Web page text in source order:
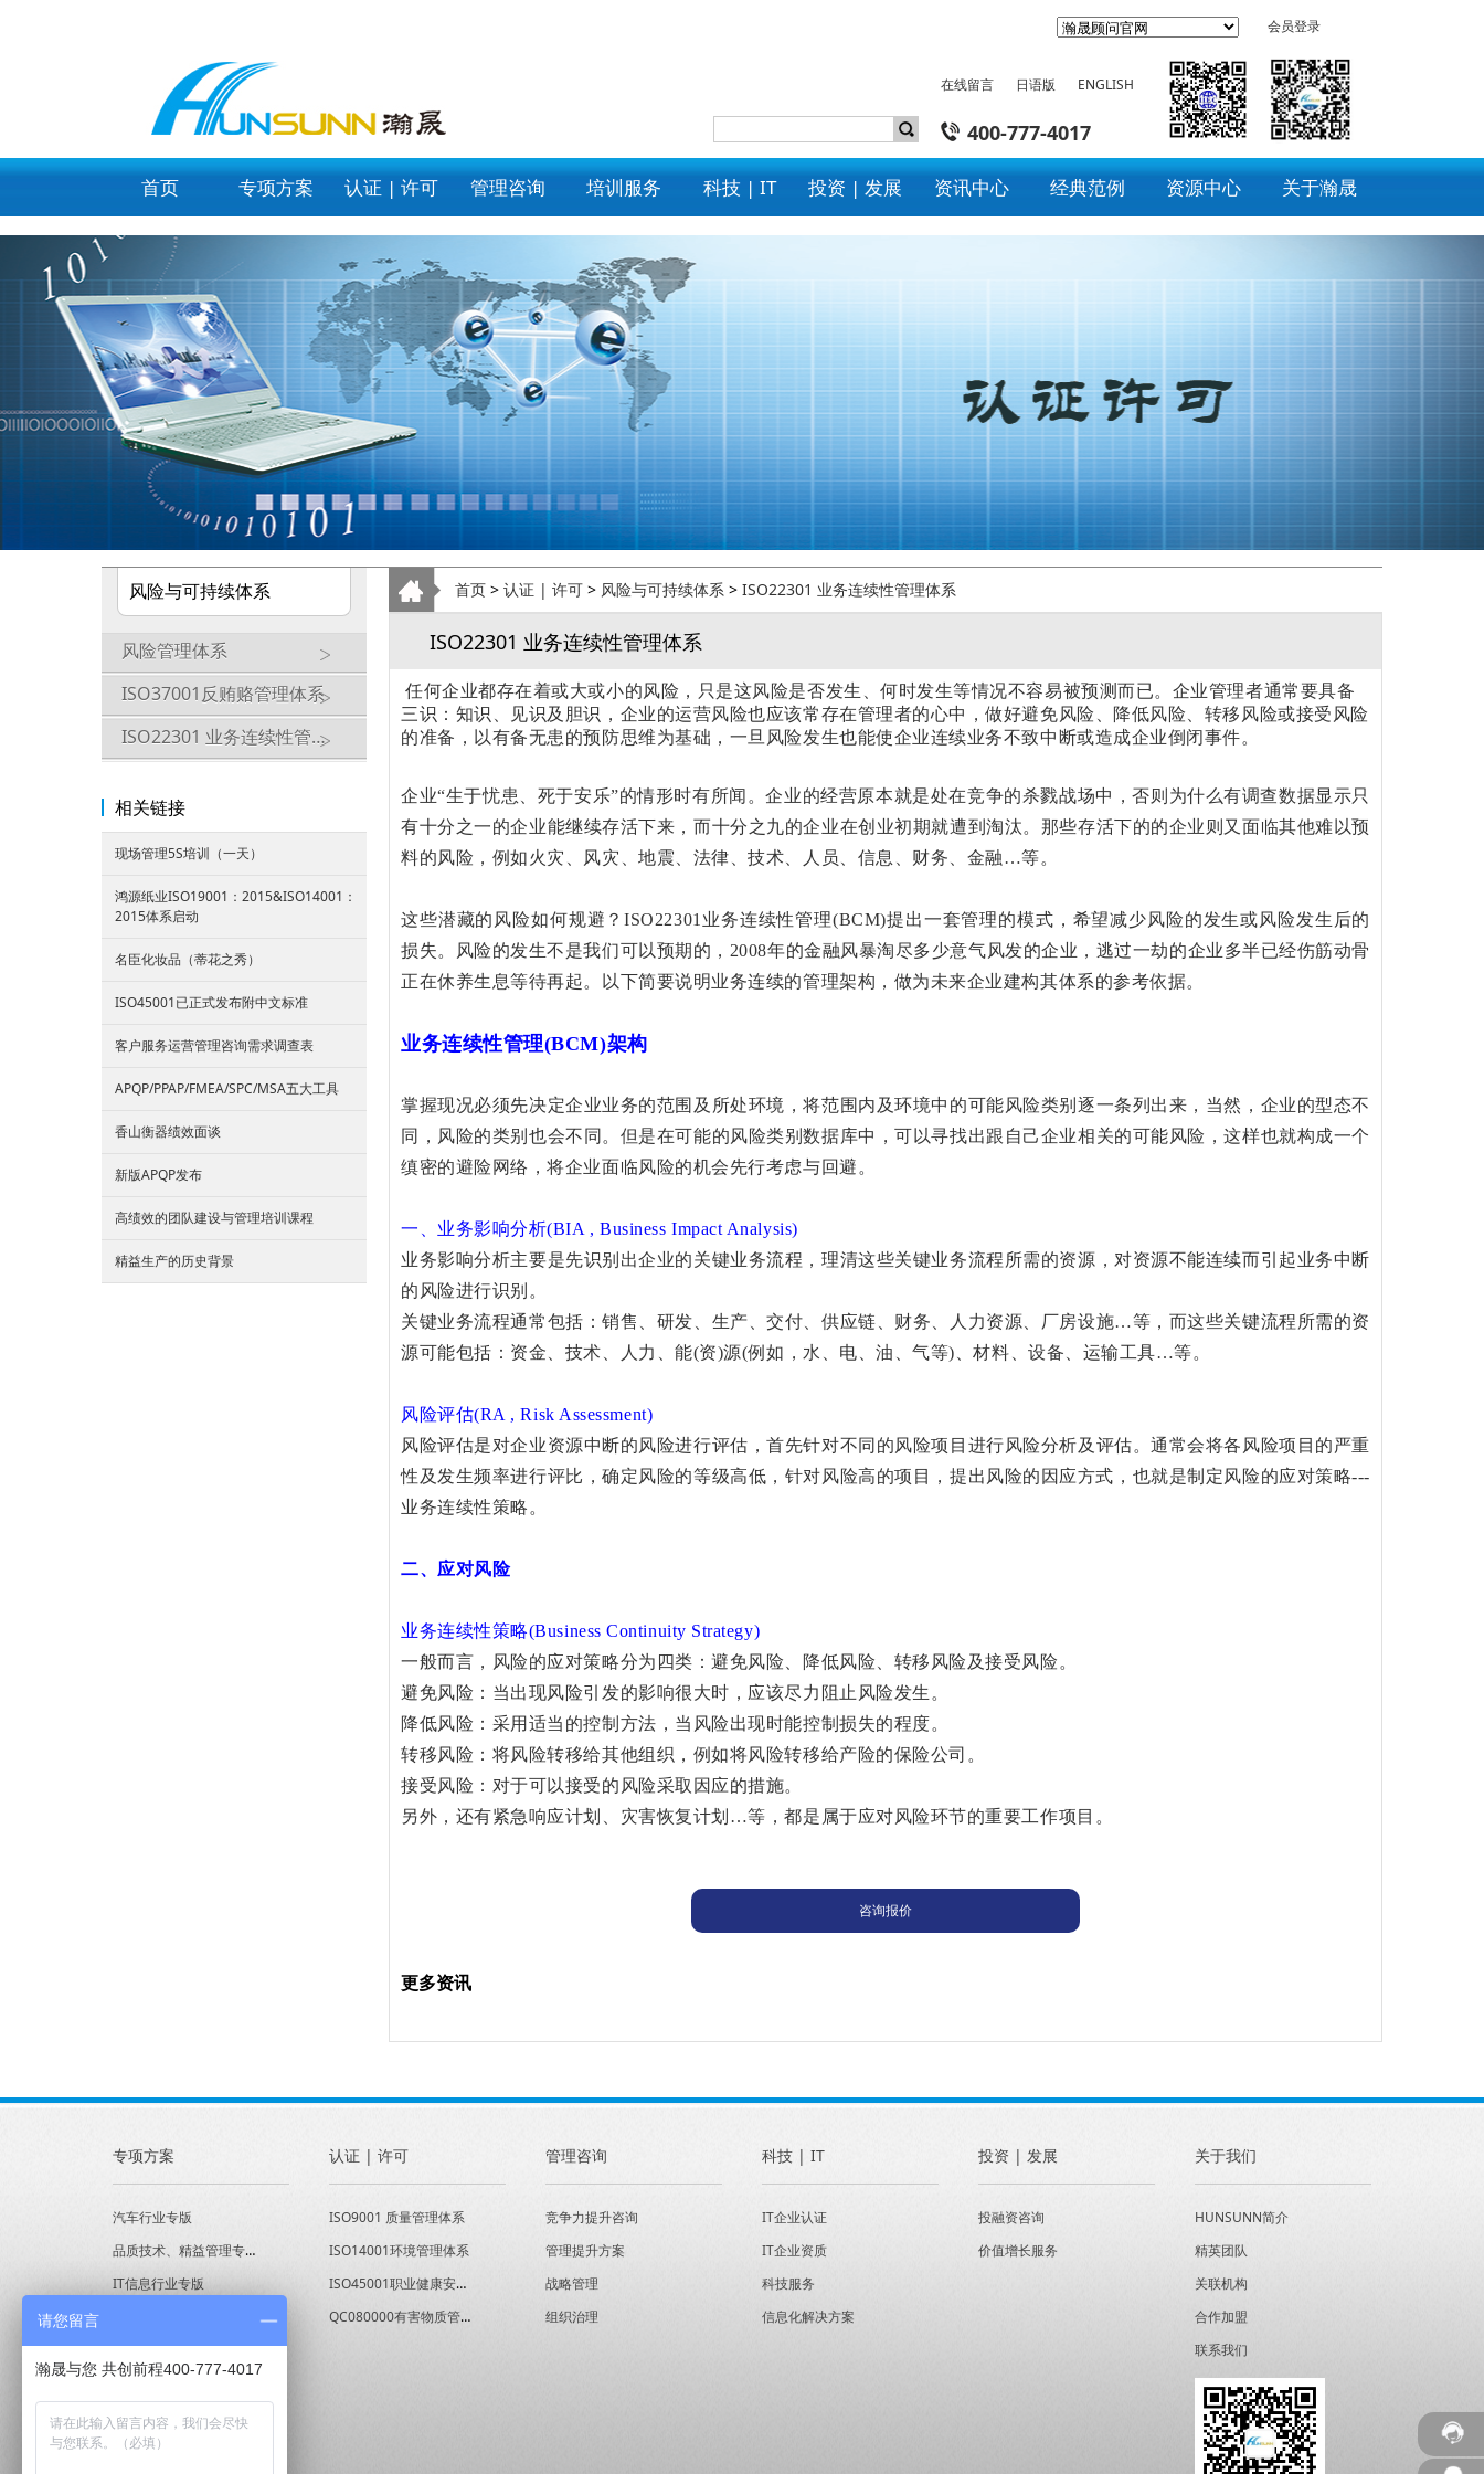
会员登录
在线留言 日语版 ENGLISH
400-777-4017
首页 专项方案 认证 | 许可 管理咨询 培训服务 科技 | IT 投资 | 发展 资讯中心 经典范例 资源中心 关于瀚晟
风险与可持续体系
风险管理体系
ISO37001反贿赂管理体系
ISO22301 业务连续性管理体系
相关链接
现场管理5S培训（一天）
鸿源纸业ISO19001：2015&ISO14001：
2015体系启动
名臣化妆品（蒂花之秀）
ISO45001已正式发布附中文标准
客户服务运营管理咨询需求调查表
APQP/PPAP/FMEA/SPC/MSA五大工具
香山衡器绩效面谈
新版APQP发布
高绩效的团队建设与管理培训课程
精益生产的历史背景
首页 > 认证 | 许可 > 风险与可持续体系 > ISO22301 业务连续性管理体系
ISO22301 业务连续性管理体系
任何企业都存在着或大或小的风险，只是这风险是否发生、何时发生等情况不容易被预测而已。企业管理者通常要具备
三识：知识、见识及胆识，企业的运营风险也应该常存在管理者的心中，做好避免风险、降低风险、转移风险或接受风险
的准备，以有备无患的预防思维为基础，一旦风险发生也能使企业连续业务不致中断或造成企业倒闭事件。
企业“生于忧患、死于安乐”的情形时有所闻。企业的经营原本就是处在竞争的杀戮战场中，否则为什么有调查数据显示只
有十分之一的企业能继续存活下来，而十分之九的企业在创业初期就遭到淘汰。那些存活下的的企业则又面临其他难以预
料的风险，例如火灾、风灾、地震、法律、技术、人员、信息、财务、金融…等。
这些潜藏的风险如何规避？ISO22301业务连续性管理(BCM)提出一套管理的模式，希望减少风险的发生或风险发生后的
损失。风险的发生不是我们可以预期的，2008年的金融风暴淘尽多少意气风发的企业，逃过一劫的企业多半已经伤筋动骨
正在休养生息等待再起。以下简要说明业务连续的管理架构，做为未来企业建构其体系的参考依据。
业务连续性管理(BCM)架构
掌握现况必须先决定企业业务的范围及所处环境，将范围内及环境中的可能风险类别逐一条列出来，当然，企业的型态不
同，风险的类别也会不同。但是在可能的风险类别数据库中，可以寻找出跟自己企业相关的可能风险，这样也就构成一个
缜密的避险网络，将企业面临风险的机会先行考虑与回避。
一、业务影响分析(BIA , Business Impact Analysis)
业务影响分析主要是先识别出企业的关键业务流程，理清这些关键业务流程所需的资源，对资源不能连续而引起业务中断
的风险进行识别。
关键业务流程通常包括：销售、研发、生产、交付、供应链、财务、人力资源、厂房设施…等，而这些关键流程所需的资
源可能包括：资金、技术、人力、能(资)源(例如，水、电、油、气等)、材料、设备、运输工具…等。
风险评估(RA , Risk Assessment)
风险评估是对企业资源中断的风险进行评估，首先针对不同的风险项目进行风险分析及评估。通常会将各风险项目的严重
性及发生频率进行评比，确定风险的等级高低，针对风险高的项目，提出风险的因应方式，也就是制定风险的应对策略---
业务连续性策略。
二、应对风险
业务连续性策略(Business Continuity Strategy)
一般而言，风险的应对策略分为四类：避免风险、降低风险、转移风险及接受风险。
避免风险：当出现风险引发的影响很大时，应该尽力阻止风险发生。
降低风险：采用适当的控制方法，当风险出现时能控制损失的程度。
转移风险：将风险转移给其他组织，例如将风险转移给产险的保险公司。
接受风险：对于可以接受的风险采取因应的措施。
另外，还有紧急响应计划、灾害恢复计划…等，都是属于应对风险环节的重要工作项目。
咨询报价
更多资讯
专项方案
汽车行业专版
品质技术、精益管理专版
IT信息行业专版
认证 | 许可
ISO9001 质量管理体系
ISO14001环境管理体系
ISO45001职业健康安全管理体系
QC080000有害物质管理体系
管理咨询
竞争力提升咨询
管理提升方案
战略管理
组织治理
科技 | IT
IT企业认证
IT企业资质
科技服务
信息化解决方案
投资 | 发展
投融资咨询
价值增长服务
关于我们
HUNSUNN简介
精英团队
关联机构
合作加盟
联系我们
请您留言
瀚晟与您 共创前程400-777-4017